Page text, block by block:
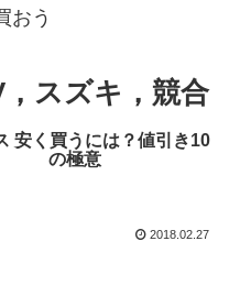
おう
スズキ，競合
安く買うには？値引き10
の極意
2018.02.27